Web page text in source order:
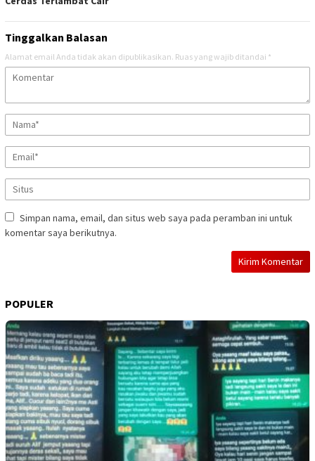
Tinggalkan Balasan
Alamat email Anda tidak akan dipublikasikan. Ruas yang wajib ditandai *
Simpan nama, email, dan situs web saya pada peramban ini untuk
komentar saya berikutnya.
POPULER